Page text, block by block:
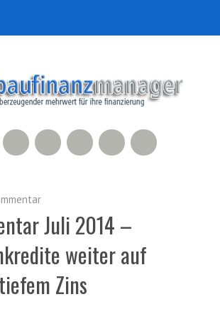
Facebook
500px
LinkedIn
Xing
RSS Feed
Juli 2014 –
weiter auf
Zins